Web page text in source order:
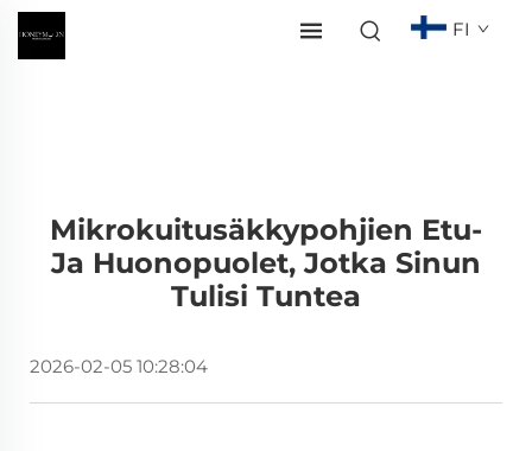
FI
Mikrokuitusäkkypohjien Etu-
Ja Huonopuolet, Jotka Sinun
Tulisi Tuntea
2026-02-05 10:28:04